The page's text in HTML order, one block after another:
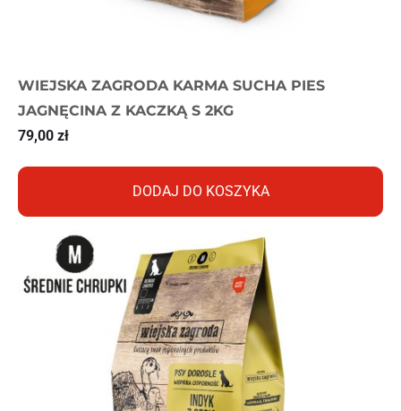
WIEJSKA ZAGRODA KARMA SUCHA PIES
JAGNĘCINA Z KACZKĄ S 2KG
79,00 zł
DODAJ DO KOSZYKA